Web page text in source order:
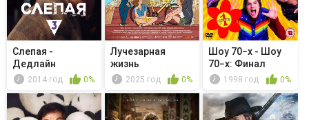
Слепая -
Дедлайн
2014 год 0%
Лучезарная
жизнь
2025 год 0%
Шоу 70−х - Шоу
70−х: Финал
1998 год 0%